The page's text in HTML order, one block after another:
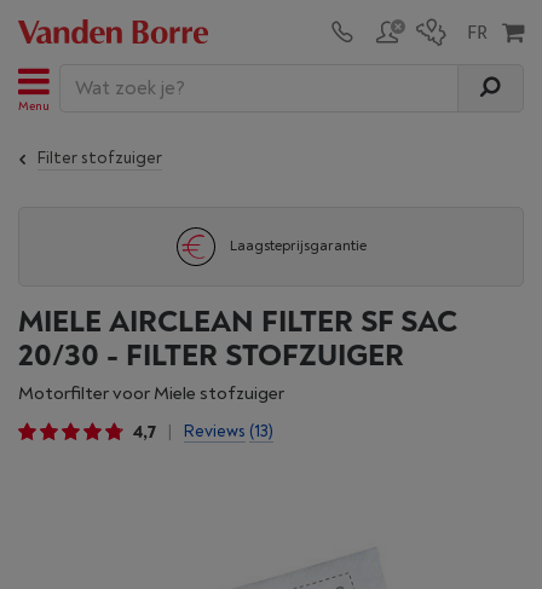
Menu
Filter stofzuiger
Laagsteprijsgarantie
MIELE AIRCLEAN FILTER SF SAC
20/30 - FILTER STOFZUIGER
Motorfilter voor Miele stofzuiger
4,7
Reviews (13)